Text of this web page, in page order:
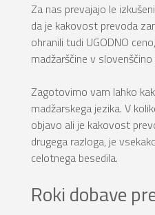
Za nas prevajajo le
da je kakovost prevoda
ohranili tudi UGODNO
madžarščine v
Zagotovimo vam lahko
madžarskega jezika. V
objavo ali je kakovost
drugega razloga, je
celotnega besedila.
Roki dobave